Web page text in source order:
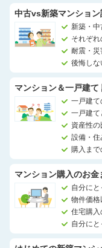
中古vs新築マンション
新築・中
それぞ
耐震・災
後悔しな
マンション＆一戸建て
一戸建て
一戸建て
資産性の
設備・住
購入まで
マンション購入のお
自分に
物件価格
住宅購入
自分にと